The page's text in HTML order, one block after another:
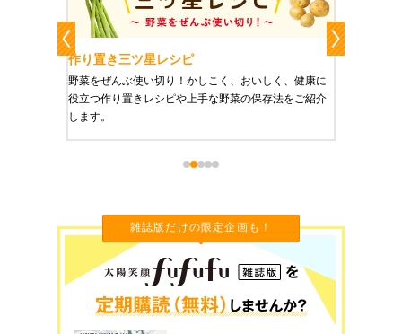
作り置き三ツ星レシピ
野菜をぜんぶ使い切り！かしこく、おいしく、健康に
役立つ作り置きレシピや上手な野菜の保存法をご紹介
します。
雑誌版だけの限定企画も！